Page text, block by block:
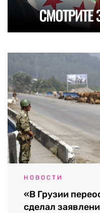
НОВОСТИ
«В Грузии
сделал